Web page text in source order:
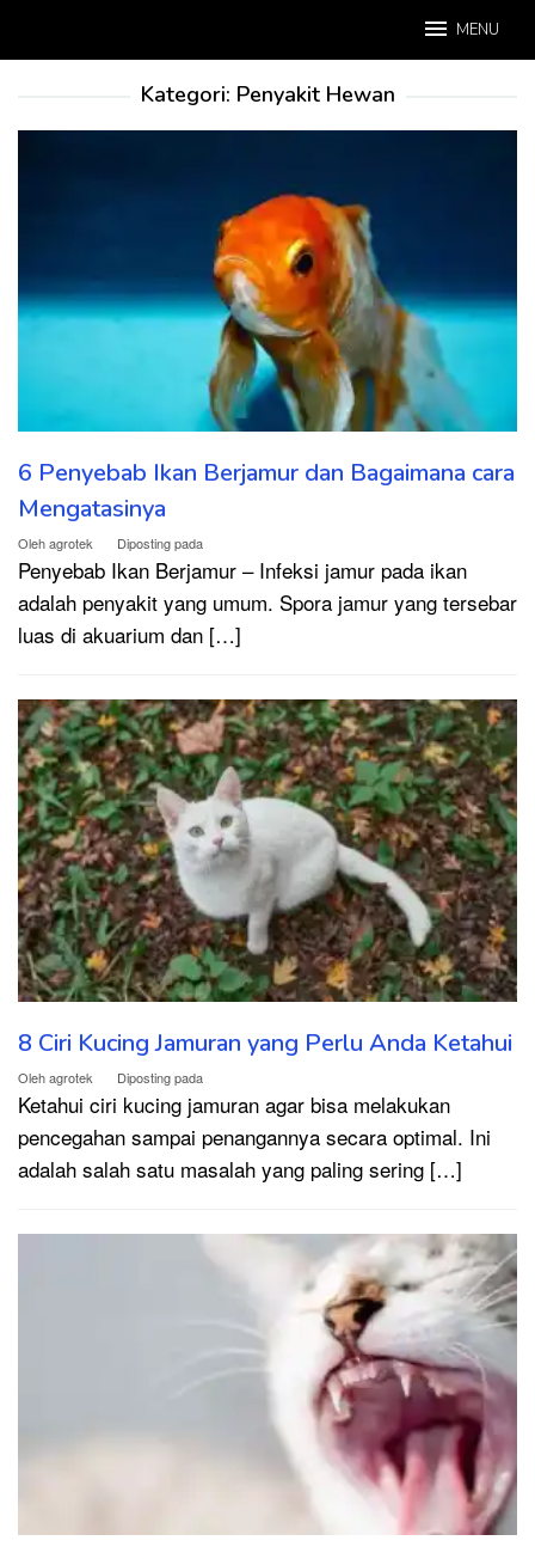
MENU
Kategori: Penyakit Hewan
6 Penyebab Ikan Berjamur dan Bagaimana cara
Mengatasinya
Olehagrotek Diposting pada
Penyebab Ikan Berjamur – Infeksi jamur pada ikan
adalah penyakit yang umum. Spora jamur yang tersebar
luas di akuarium dan […]
8 Ciri Kucing Jamuran yang Perlu Anda Ketahui
Olehagrotek Diposting pada
Ketahui ciri kucing jamuran agar bisa melakukan
pencegahan sampai penangannya secara optimal. Ini
adalah salah satu masalah yang paling sering […]